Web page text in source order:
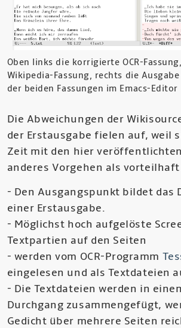
Oben links die korrigierte OCR-
Wikipedia-Fassung, rechts die
der beiden Fassungen im Emacs-Editor
Die Abweichungen der
der Erstausgabe fielen auf, weil
Zeit mit den hier
anderes Vorgehen als
- Den Ausgangspunkt bildet das
einer Erstausgabe.
- Möglichst hoch aufgelöste
Textpartien auf den Seiten
- werden vom OCR-Programm
eingelesen und als Textdateien
- Die Textdateien werden in
Durchgang zusammengefügt,
Gedicht über mehrere Seiten